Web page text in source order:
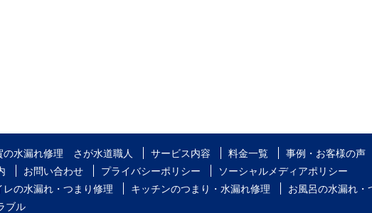
の水漏れ修理 さが水道職人 サービス内容 料金一覧 事例・お客様の声
お問い合わせ プライバシーポリシー
ソーシャルメディアポリシー
レの水漏れ・つまり修理
キッチンのつまり・水漏れ修理 お風呂の水漏れ・
ブル